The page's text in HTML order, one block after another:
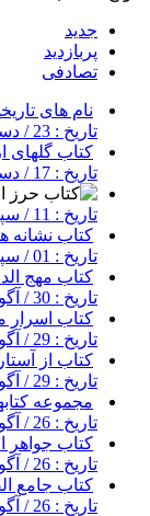
جدید
پربازدید
تصادفی
نام های
تاریخ : 23 / دسامبر / 2019
کتاب گلهای
تاریخ : 17 / دسامبر / 2019
تاریخ : 11 / سپتامبر / 2018
کتاب نشانه
تاریخ : 01 / سپتامبر / 2018
کتاب مهج
تاریخ : 30 / آگوست / 2018
کتاب اسرار
تاریخ : 29 / آگوست / 2018
کتاب از
تاریخ : 29 / آگوست / 2018
مجموعه
تاریخ : 26 / آگوست / 2018
کتاب جواهر
تاریخ : 26 / آگوست / 2018
کتاب جامع
تاریخ : 26 / آگوست / 2018